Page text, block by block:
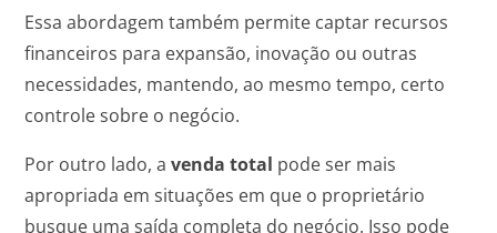
Essa abordagem também permite captar recursos
financeiros para expansão, inovação ou outras
necessidades, mantendo, ao mesmo tempo, certo
controle sobre o negócio.
Por outro lado, avenda total pode ser mais
apropriada em situações em que o proprietário
busque uma saída completa do negócio. Isso pode